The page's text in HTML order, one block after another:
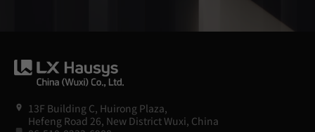
13F Building C, Huirong Plaza,
Hefeng Road 26, New District Wuxi, China